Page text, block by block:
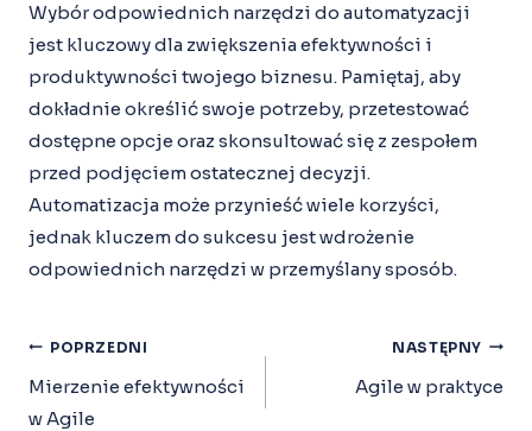
Wybór odpowiednich narzędzi do automatyzacji
jest kluczowy dla zwiększenia efektywności i
produktywności twojego biznesu. Pamiętaj, aby
dokładnie określić swoje potrzeby, przetestować
dostępne opcje oraz skonsultować się z zespołem
przed podjęciem ostatecznej decyzji.
Automatizacja może przynieść wiele korzyści,
jednak kluczem do sukcesu jest wdrożenie
odpowiednich narzędzi w przemyślany sposób.
Nawigacja
Wpisu
POPRZEDNI
Mierzenie efektywności
w Agile
NASTĘPNY
Agile w praktyce